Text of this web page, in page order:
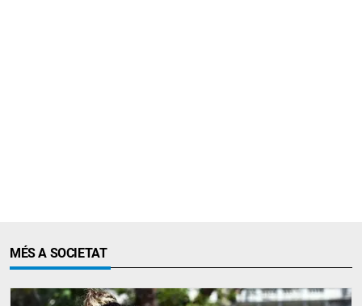
MÉS A SOCIETAT